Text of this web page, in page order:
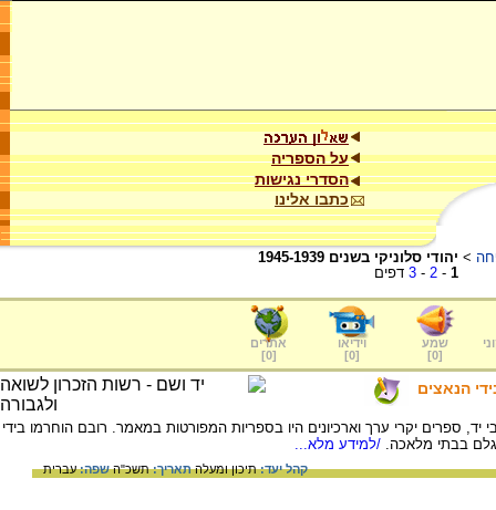
על הספריה
הסדרי נגישות
כתבו אלינו
> יהודי סלוניקי בשנים 1945-1939
1
-
2
-
3 דפים
שמע
[
0
]
וידיאו
[
0
]
אתרים
[
0
]
הנאצים
ספרים יקרי ערך וארכיונים היו בספריות המפורטות במאמר. רובם הוחרמו בידי
גלם בבתי מלאכה. /למידע מלא...
קהל יעד:תיכון ומעלהתאריך:תשכ"השפה:עברית